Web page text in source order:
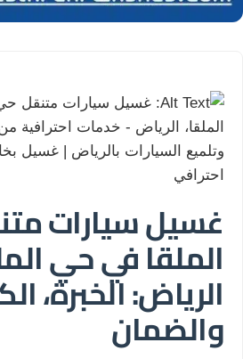
غسيل سيارات
الملقا في حي
الرياض: الخبرة،
والضمان